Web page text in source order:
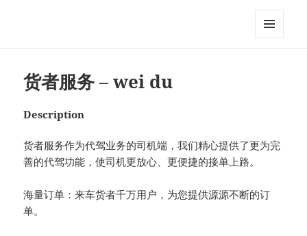
货者服务 – wei du
Description
货者服务作为代驾业务的司机端，我们精心提供了更为完
善的代驾功能，使司机更放心、更便捷的接单上路。
海量订单：来车货者千万用户，为您提供源源不断的订
单。